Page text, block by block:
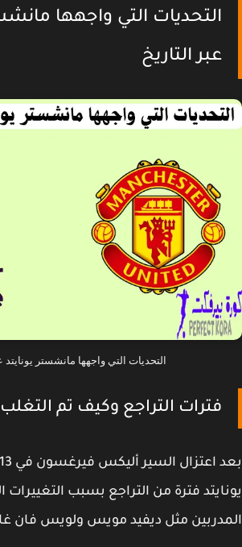
التحديات التي واجهها
عبر التاريخ
التحديات التي واجهها مانشستر يونايتد عبر
فترات التراجع وكيف تم التغلب
فترة من التراجع بسبب التغييرات
مثل ديفيد مويس ولويس فان غال.